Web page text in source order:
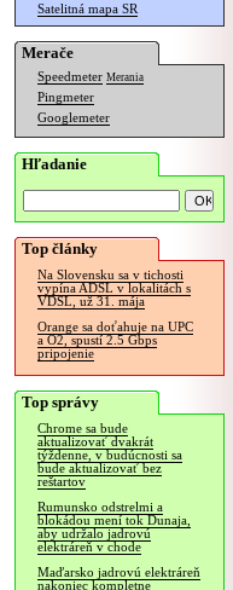
Satelitná mapa SR
Merače
Speedmeter Merania
Pingmeter
Googlemeter
Hľadanie
Top články
Na Slovensku sa v tichosti
vypína ADSL v lokalitách s
VDSL, už 31. mája
Orange sa doťahuje na UPC
a O2, spustí 2.5 Gbps
pripojenie
Top správy
Chrome sa bude
aktualizovať dvakrát
týždenne, v budúcnosti sa
bude aktualizovať bez
reštartov
Rumunsko odstrelmi a
blokádou mení tok Dunaja,
aby udržalo jadrovú
elektráreň v chode
Maďarsko jadrovú elektráreň
nakoniec kompletne